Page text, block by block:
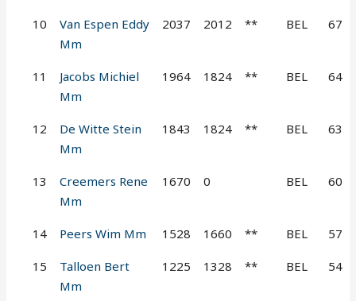
10
Van Espen Eddy
Mm
2037 2012 ** BEL 67
11
Jacobs Michiel
Mm
1964 1824 ** BEL 64
12
De Witte Stein
Mm
1843 1824 ** BEL 63
13
Creemers Rene
Mm
1670 0 BEL 60
14 Peers Wim Mm 1528 1660 ** BEL 57
15
Talloen Bert
Mm
1225 1328 ** BEL 54